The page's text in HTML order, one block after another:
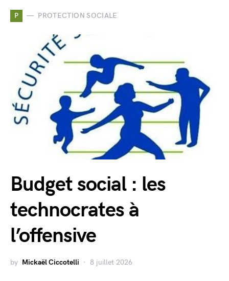
P PROTECTION SOCIALE
Budget social : les
technocrates à
l’offensive
by Mickaël Ciccotelli 8 juillet 2026